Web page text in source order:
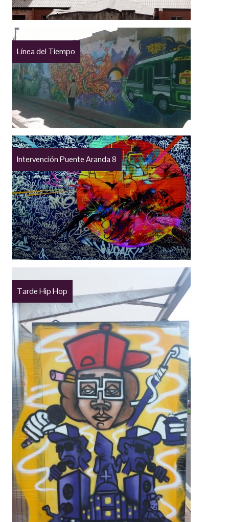
Línea del Tiempo
Intervención Puente Aranda 8
Tarde Hip Hop